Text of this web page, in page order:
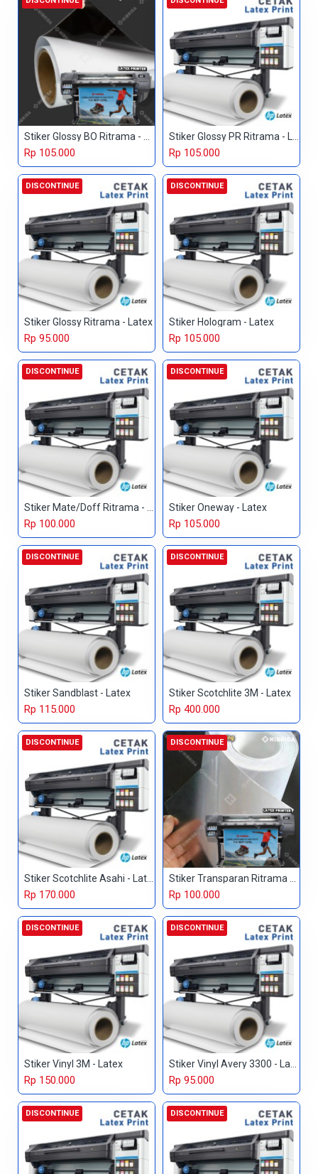
Stiker Glossy BO Ritrama - Latex
Rp 105.000
Stiker Glossy PR Ritrama - Latex
Rp 105.000
DISCONTINUE
Stiker Glossy Ritrama - Latex
Rp 95.000
DISCONTINUE
Stiker Hologram - Latex
Rp 105.000
DISCONTINUE
Rp 100.000
DISCONTINUE
Stiker Oneway - Latex
Rp 105.000
DISCONTINUE
Stiker Sandblast - Latex
Rp 115.000
DISCONTINUE
Stiker Scotchlite 3M - Latex
Rp 400.000
DISCONTINUE
Rp 170.000
DISCONTINUE
Rp 100.000
DISCONTINUE
Stiker Vinyl 3M - Latex
Rp 150.000
DISCONTINUE
Rp 95.000
DISCONTINUE DISCONTINUE